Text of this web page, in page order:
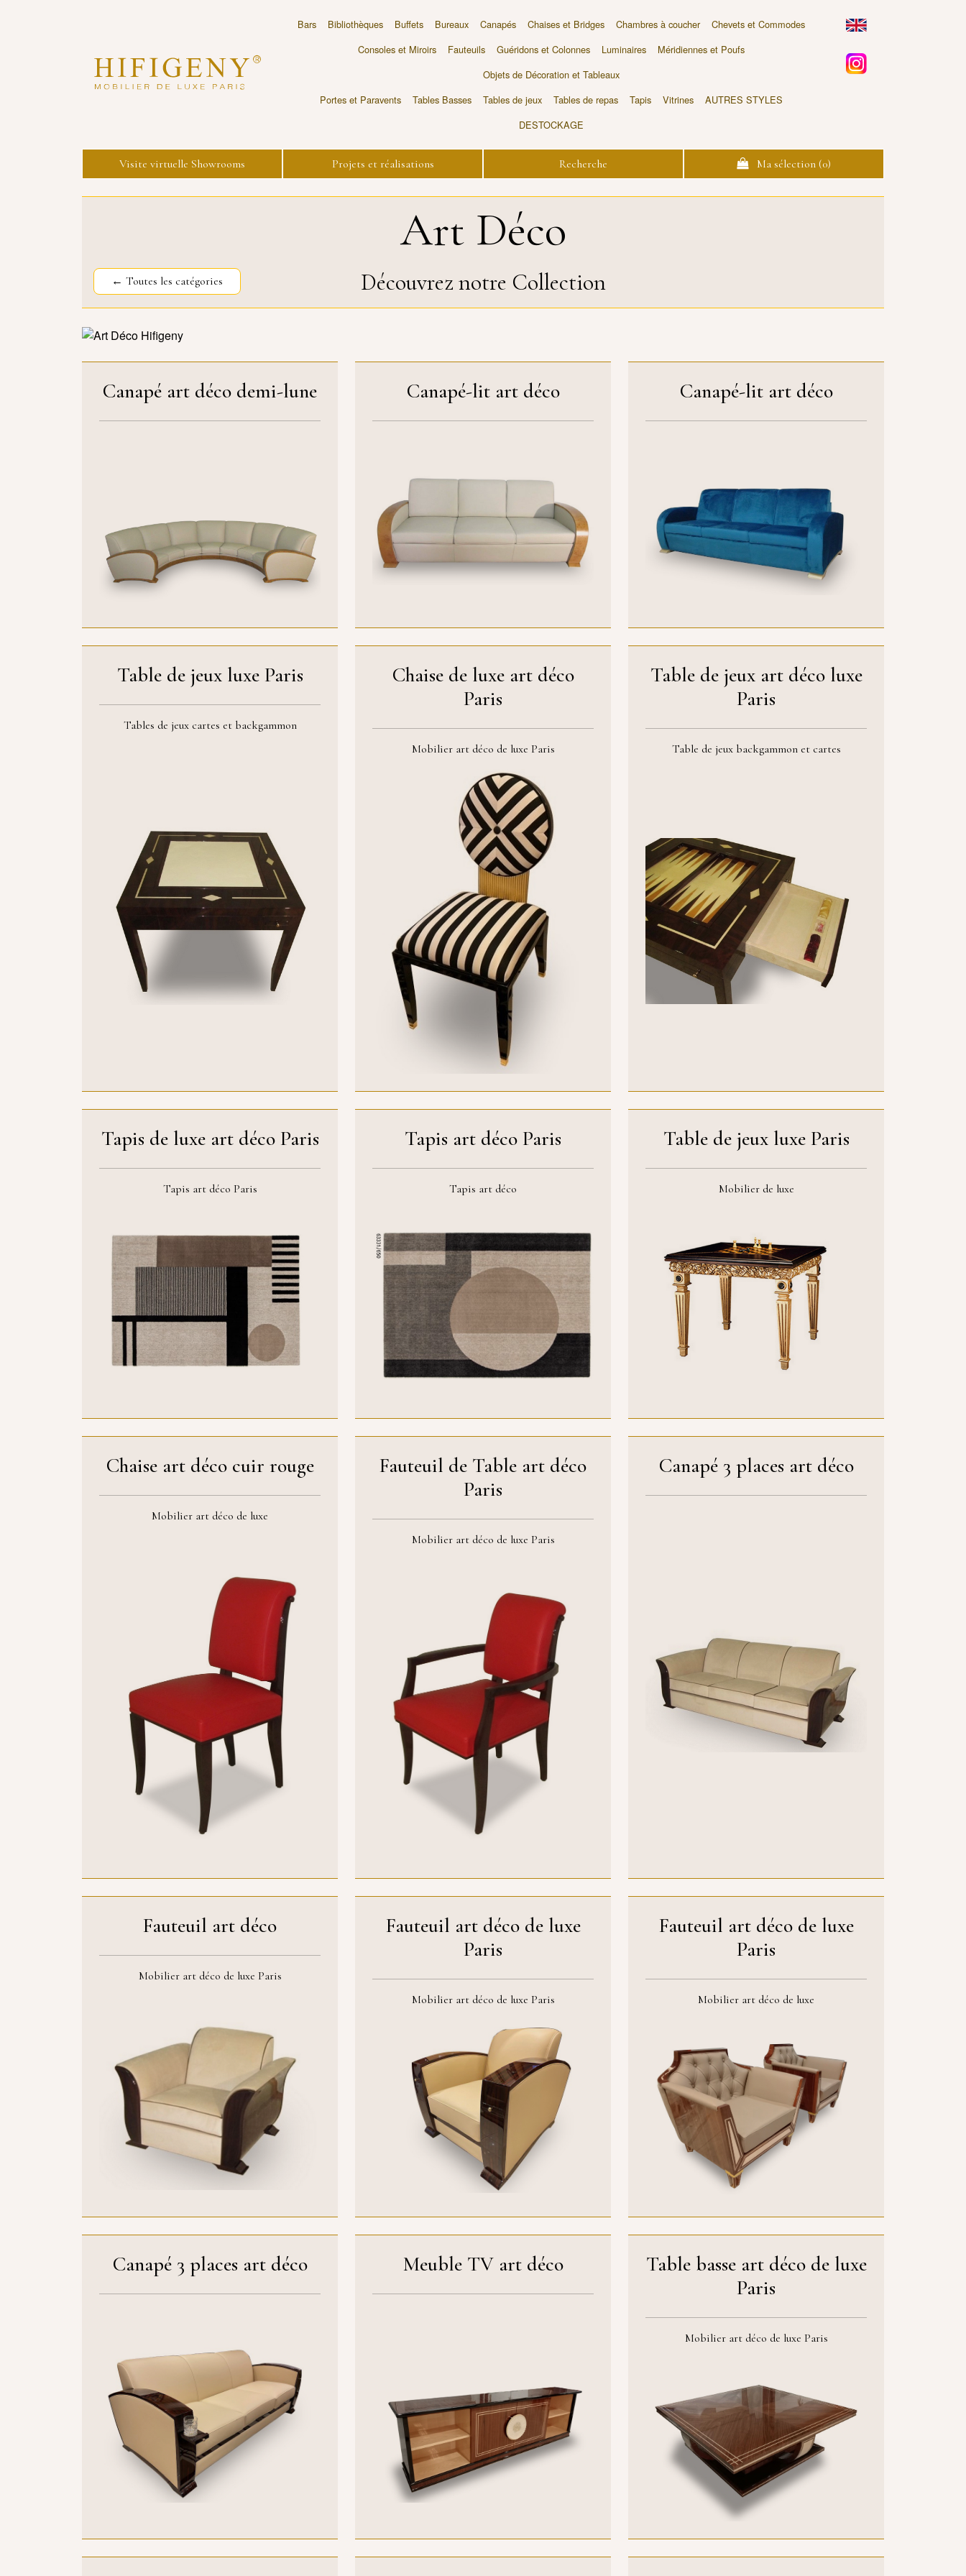
Bars Bibliothèques Buffets Bureaux Canapés Chaises et Bridges Chambres à coucher
Chevets et Commodes
Consoles et Miroirs
Fauteuils Guéridons et Colonnes Luminaires
Méridiennes et Poufs
Objets de Décoration et Tableaux
Portes et Paravents
Tables Basses Tables de jeux Tables de repas Tapis Vitrines
AUTRES STYLES
DESTOCKAGE
Visite virtuelle Showrooms Projets et réalisations Recherche Ma sélection (0)
Art Déco
Découvrez notre Collection
← Toutes les catégories
Canapé art déco demi-lune Canapé-lit art déco Canapé-lit art déco
Table de jeux luxe Paris
Tables de jeux cartes et backgammon
Chaise de luxe art déco
Paris
Mobilier art déco de luxe Paris
Table de jeux art déco luxe
Paris
Table de jeux backgammon et cartes
Tapis de luxe art déco Paris
Tapis art déco Paris
Tapis art déco Paris
Tapis art déco
Table de jeux luxe Paris
Mobilier de luxe
Chaise art déco cuir rouge
Mobilier art déco de luxe
Fauteuil de Table art déco
Paris
Mobilier art déco de luxe Paris
Canapé 3 places art déco
Fauteuil art déco
Mobilier art déco de luxe Paris
Fauteuil art déco de luxe
Paris
Mobilier art déco de luxe Paris
Fauteuil art déco de luxe
Paris
Mobilier art déco de luxe
Canapé 3 places art déco Meuble TV art déco
Table basse art déco de luxe
Paris
Mobilier art déco de luxe Paris